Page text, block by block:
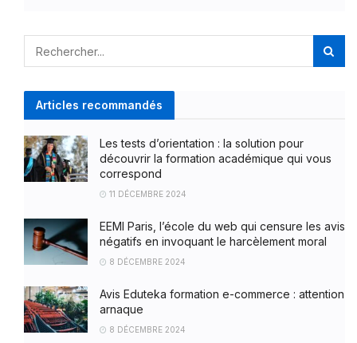
Articles recommandés
Les tests d’orientation : la solution pour
découvrir la formation académique qui vous
correspond
11 DÉCEMBRE 2024
EEMI Paris, l’école du web qui censure les avis
négatifs en invoquant le harcèlement moral
8 DÉCEMBRE 2024
Avis Eduteka formation e-commerce : attention
arnaque
8 DÉCEMBRE 2024